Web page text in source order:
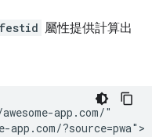
屬性提供計算出
app.com/"
app.com/?source=pwa">